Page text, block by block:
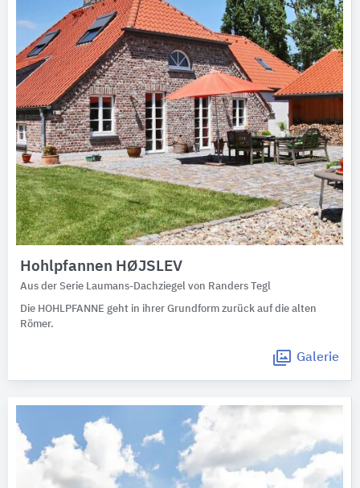
Hohlpfannen HØJSLEV
Aus der Serie Laumans-Dachziegel von Randers Tegl
Die HOHLPFANNE geht in ihrer Grundform zurück auf die alten
Römer.
Galerie